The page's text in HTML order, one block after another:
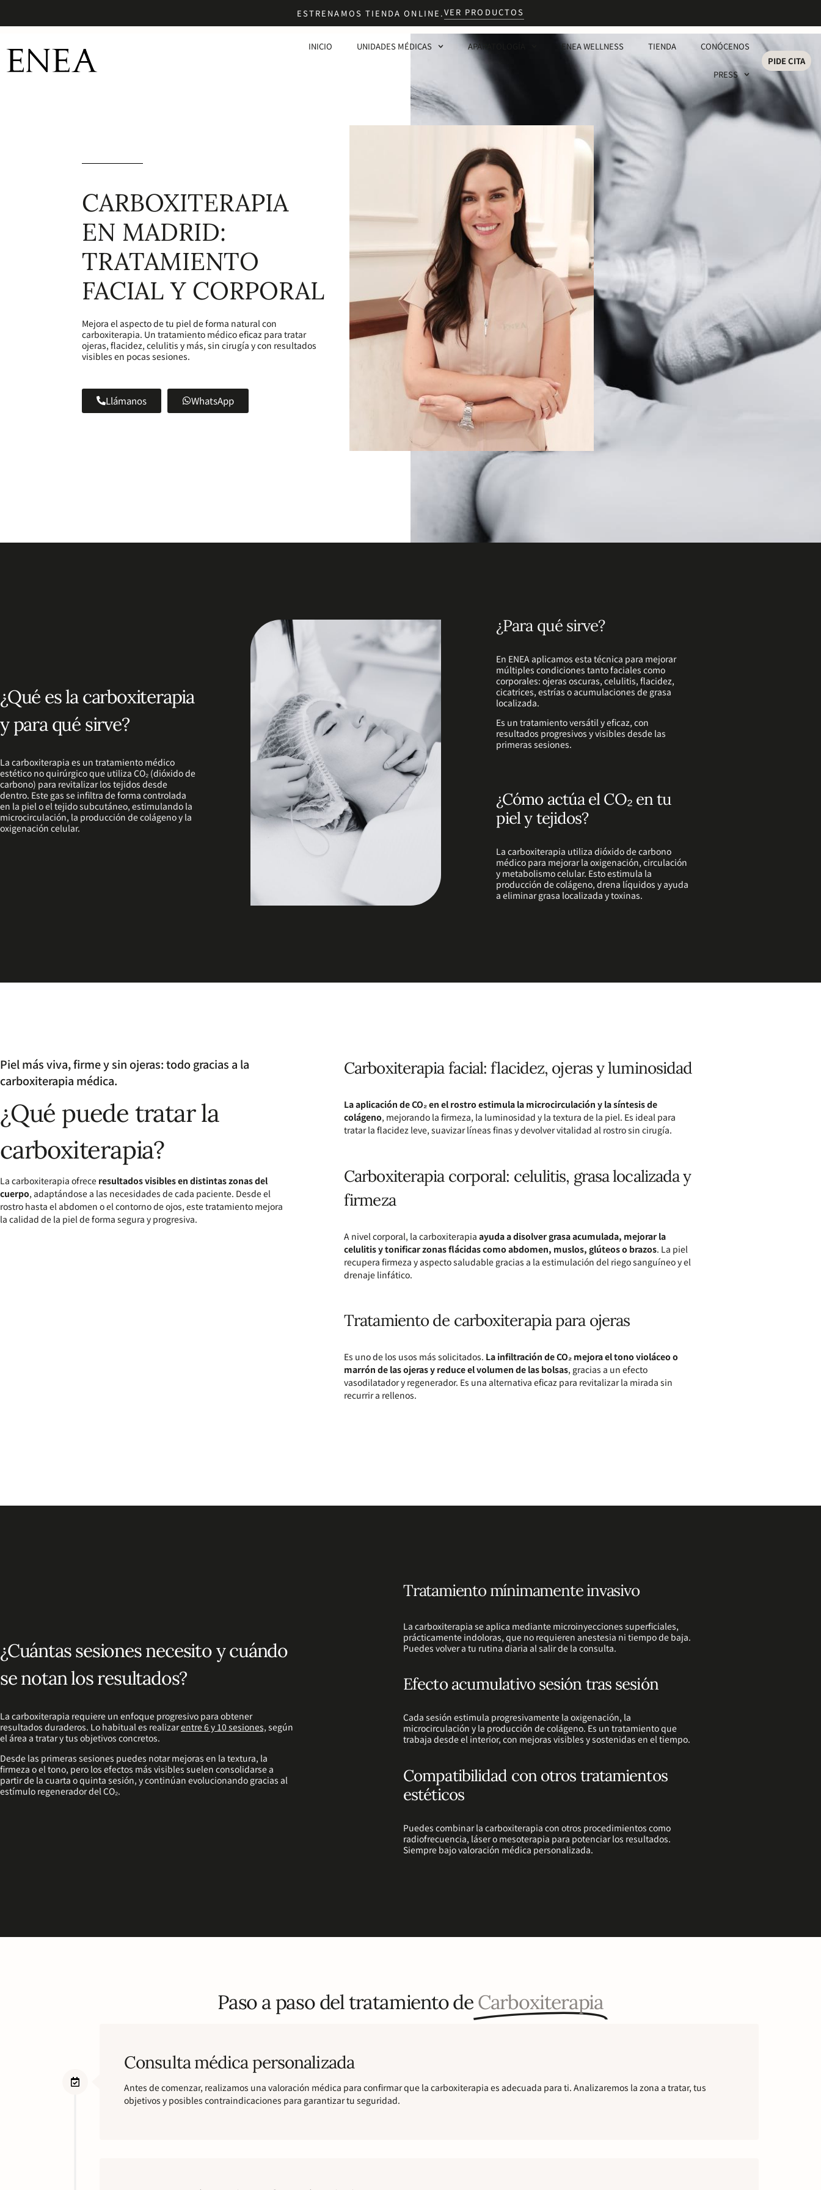
ESTRENAMOS TIENDA ONLINE.VER PRODUCTOS
INICIO UNIDADES MÉDICAS APARATOLOGÍA ENEA WELLNESS TIENDA CONÓCENOS
PRESS
PIDE CITA
CARBOXITERAPIA
EN MADRID:
TRATAMIENTO
FACIAL Y CORPORAL
Mejora el aspecto de tu piel de forma natural con
carboxiterapia. Un tratamiento médico eficaz para tratar
ojeras, flacidez, celulitis y más, sin cirugía y con resultados
visibles en pocas sesiones.
Llámanos WhatsApp
¿Qué es la carboxiterapia
y para qué sirve?
La carboxiterapia es un tratamiento médico
estético no quirúrgico que utiliza CO₂ (dióxido de
carbono) para revitalizar los tejidos desde
dentro. Este gas se infiltra de forma controlada
en la piel o el tejido subcutáneo, estimulando la
microcirculación, la producción de colágeno y la
oxigenación celular.
¿Para qué sirve?
En ENEA aplicamos esta técnica para mejorar
múltiples condiciones tanto faciales como
corporales: ojeras oscuras, celulitis, flacidez,
cicatrices, estrías o acumulaciones de grasa
localizada.
Es un tratamiento versátil y eficaz, con
resultados progresivos y visibles desde las
primeras sesiones.
¿Cómo actúa el CO₂ en tu
piel y tejidos?
La carboxiterapia utiliza dióxido de carbono
médico para mejorar la oxigenación, circulación
y metabolismo celular. Esto estimula la
producción de colágeno, drena líquidos y ayuda
a eliminar grasa localizada y toxinas.
Piel más viva, firme y sin ojeras: todo gracias a la
carboxiterapia médica.
¿Qué puede tratar la
carboxiterapia?
La carboxiterapia ofrece resultados visibles en distintas zonas del
cuerpo, adaptándose a las necesidades de cada paciente. Desde el
rostro hasta el abdomen o el contorno de ojos, este tratamiento mejora
la calidad de la piel de forma segura y progresiva.
Carboxiterapia facial: flacidez, ojeras y luminosidad
La aplicación de CO₂ en el rostro estimula la microcirculación y la síntesis de
colágeno, mejorando la firmeza, la luminosidad y la textura de la piel. Es ideal para
tratar la flacidez leve, suavizar líneas finas y devolver vitalidad al rostro sin cirugía.
Carboxiterapia corporal: celulitis, grasa localizada y
firmeza
A nivel corporal, la carboxiterapia ayuda a disolver grasa acumulada, mejorar la
celulitis y tonificar zonas flácidas como abdomen, muslos, glúteos o brazos. La piel
recupera firmeza y aspecto saludable gracias a la estimulación del riego sanguíneo y el
drenaje linfático.
Tratamiento de carboxiterapia para ojeras
Es uno de los usos más solicitados. La infiltración de CO₂ mejora el tono violáceo o
marrón de las ojeras y reduce el volumen de las bolsas, gracias a un efecto
vasodilatador y regenerador. Es una alternativa eficaz para revitalizar la mirada sin
recurrir a rellenos.
¿Cuántas sesiones necesito y cuándo
se notan los resultados?
La carboxiterapia requiere un enfoque progresivo para obtener
resultados duraderos. Lo habitual es realizarentre 6 y 10 sesiones, según
el área a tratar y tus objetivos concretos.
Desde las primeras sesiones puedes notar mejoras en la textura, la
firmeza o el tono, pero los efectos más visibles suelen consolidarse a
partir de la cuarta o quinta sesión, y continúan evolucionando gracias al
estímulo regenerador del CO₂.
Tratamiento mínimamente invasivo
La carboxiterapia se aplica mediante microinyecciones superficiales,
prácticamente indoloras, que no requieren anestesia ni tiempo de baja.
Puedes volver a tu rutina diaria al salir de la consulta.
Efecto acumulativo sesión tras sesión
Cada sesión estimula progresivamente la oxigenación, la
microcirculación y la producción de colágeno. Es un tratamiento que
trabaja desde el interior, con mejoras visibles y sostenidas en el tiempo.
Compatibilidad con otros tratamientos
estéticos
Puedes combinar la carboxiterapia con otros procedimientos como
radiofrecuencia, láser o mesoterapia para potenciar los resultados.
Siempre bajo valoración médica personalizada.
Paso a paso del tratamiento deCarboxiterapia
Consulta médica personalizada
Antes de comenzar, realizamos una valoración médica para confirmar que la carboxiterapia es adecuada para ti. Analizaremos la zona a tratar, tus
objetivos y posibles contraindicaciones para garantizar tu seguridad.